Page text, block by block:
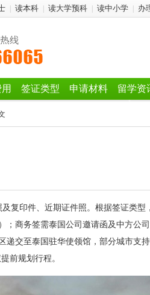
读本科 读大学预科 读中小学 办
签证类型 申请材料 留学资
复印件、近期证件照。根据签证类型
；商务签需泰国公司邀请函及中方公
递交至泰国驻华使领馆，部分城市支
前规划行程。